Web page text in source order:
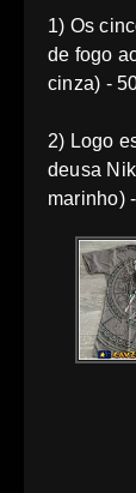
1) Os
de fogo
cinza) -
2) Logo
deusa
marinho)